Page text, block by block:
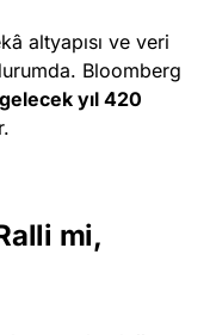
altyapısı ve veri
Bloomberg
gelecek yıl 420
mi,